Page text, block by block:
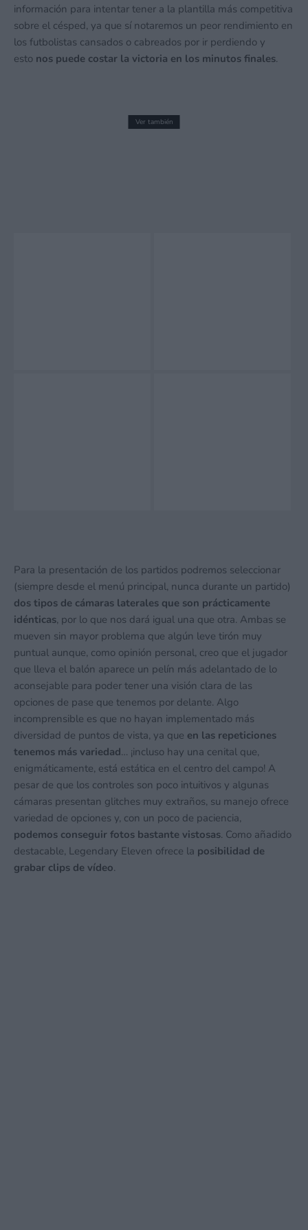
información para intentar tener a la plantilla más competitiva
sobre el césped, ya que sí notaremos un peor rendimiento en
los futbolistas cansados o cabreados por ir perdiendo y
esto nos puede costar la victoria en los minutos finales.
Ver también
Para la presentación de los partidos podremos seleccionar
(siempre desde el menú principal, nunca durante un partido)
dos tipos de cámaras laterales que son prácticamente
idénticas, por lo que nos dará igual una que otra. Ambas se
mueven sin mayor problema que algún leve tirón muy
puntual aunque, como opinión personal, creo que el jugador
que lleva el balón aparece un pelín más adelantado de lo
aconsejable para poder tener una visión clara de las
opciones de pase que tenemos por delante. Algo
incomprensible es que no hayan implementado más
diversidad de puntos de vista, ya que en las repeticiones
tenemos más variedad… ¡incluso hay una cenital que,
enigmáticamente, está estática en el centro del campo! A
pesar de que los controles son poco intuitivos y algunas
cámaras presentan glitches muy extraños, su manejo ofrece
variedad de opciones y, con un poco de paciencia,
podemos conseguir fotos bastante vistosas. Como añadido
destacable, Legendary Eleven ofrece la posibilidad de
grabar clips de vídeo.